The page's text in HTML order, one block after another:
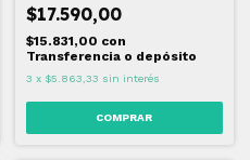
$17.590,00
$15.831,00 con
Transferencia o depósito
3 x $5.863,33 sin interés